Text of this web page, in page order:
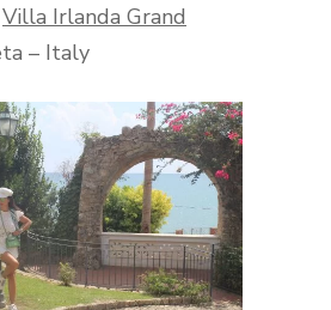
Villa Irlanda Grand
– Italy